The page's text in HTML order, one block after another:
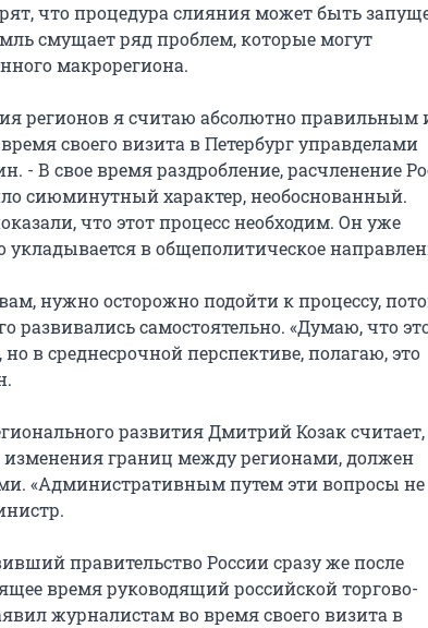
что процедура слияния может быть
смущает ряд проблем, которые могут
макрорегиона.
регионов я считаю абсолютно правильным
своего визита в Петербург управделами
- В свое время раздробление, расчленение
сиюминутный характер, необоснованный.
что этот процесс необходим. Он уже
в общеполитическое
нужно осторожно подойти к процессу,
развивались самостоятельно. «Думаю, что
в среднесрочной перспективе, полагаю, это
развития Дмитрий Козак
границ между регионами, должен
«Административным путем эти вопросы не
правительство России сразу же после
время руководящий российской торгово-
журналистам во время своего визита в